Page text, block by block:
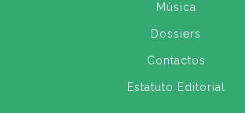
Música
Dossiers
Contactos
Estatuto Editorial